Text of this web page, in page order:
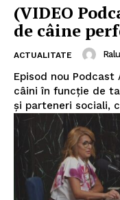
(VIDEO
de câine
ACTUALITATE
Episod nou Podcast
câini în funcție de talie
și parteneri sociali,